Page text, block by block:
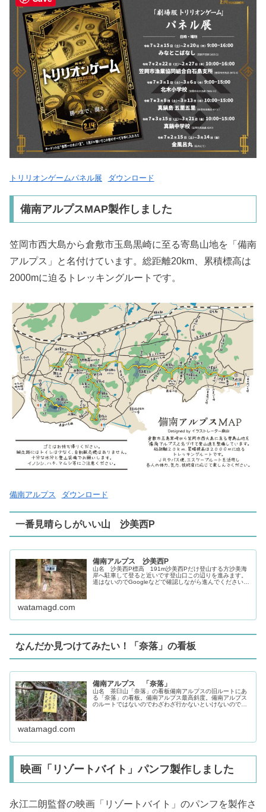
トリリオンゲームパネル展 ダウンロード
備南アルプスMAP製作しました
笠岡市西大島から倉敷市玉島黒崎に至る寄島山地を「備南
アルプス」と名付けています。総距離20km、累積標高は
2000mに迫るトレッキングルートです。
備南アルプス ダウンロード
一番見晴らしがいい山 沙美西P
備南アルプス 沙美西P
山名 沙美西P標高 191m沙美西Pだけ登山する方沙美海
岸へ駐車して登ると近いです登山口この辺りを進みます。
道はないのでGoogleなどで確認しながら進んでください
watamagd.com
なんだか見つけてみたい！「奈落」の看板
備南アルプス 「奈落」
山名 茶臼山「奈落」の看板備南アルプスの旧ルートにあ
る「奈落」の看板。備南アルプス最高斜度。備南アルプス
のルートではないのでわざわざ行かないといけないのです
watamagd.com
映画「リゾートバイト」パンフ製作しました
永江二朗監督の映画「リゾートバイト」のパンフを製作さ